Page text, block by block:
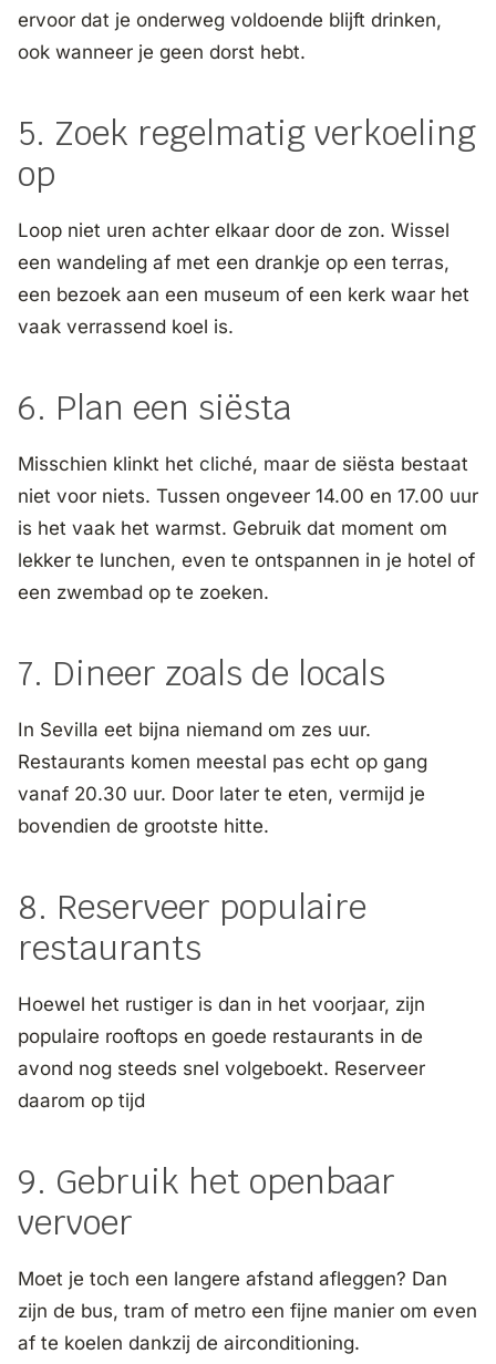
ervoor dat je onderweg voldoende blijft drinken,
ook wanneer je geen dorst hebt.
5. Zoek regelmatig verkoeling
op
Loop niet uren achter elkaar door de zon. Wissel
een wandeling af met een drankje op een terras,
een bezoek aan een museum of een kerk waar het
vaak verrassend koel is.
6. Plan een siësta
Misschien klinkt het cliché, maar de siësta bestaat
niet voor niets. Tussen ongeveer 14.00 en 17.00 uur
is het vaak het warmst. Gebruik dat moment om
lekker te lunchen, even te ontspannen in je hotel of
een zwembad op te zoeken.
7. Dineer zoals de locals
In Sevilla eet bijna niemand om zes uur.
Restaurants komen meestal pas echt op gang
vanaf 20.30 uur. Door later te eten, vermijd je
bovendien de grootste hitte.
8. Reserveer populaire
restaurants
Hoewel het rustiger is dan in het voorjaar, zijn
populaire rooftops en goede restaurants in de
avond nog steeds snel volgeboekt. Reserveer
daarom op tijd
9. Gebruik het openbaar
vervoer
Moet je toch een langere afstand afleggen? Dan
zijn de bus, tram of metro een fijne manier om even
af te koelen dankzij de airconditioning.